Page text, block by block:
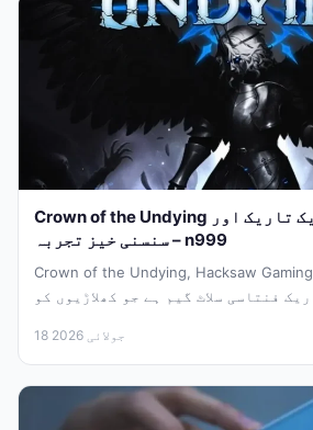
Crown of the Undying سلاٹ ریویو: ایک تاریک اور
سنسنی خیز تجربہ – n999
Crown of the Undying, Hacksaw Gaming کی طرف سے ایک نیا
18 جولائی 2026